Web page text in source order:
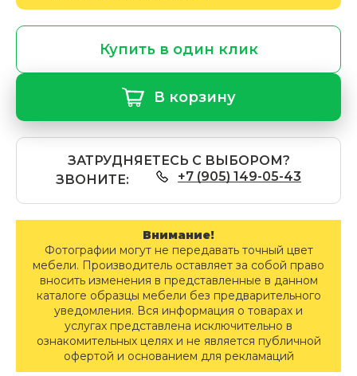
Купить в один клик
В корзину
ЗАТРУДНЯЕТЕСЬ С ВЫБОРОМ?
ЗВОНИТЕ:
+7 (905) 149-05-43
Внимание!
Фотографии могут не передавать точный цвет
мебели. Производитель оставляет за собой право
вносить изменения в представленные в данном
каталоге образцы мебели без предварительного
уведомления. Вся информация о товарах и
услугах представлена исключительно в
ознакомительных целях и не является публичной
офертой и основанием для рекламаций